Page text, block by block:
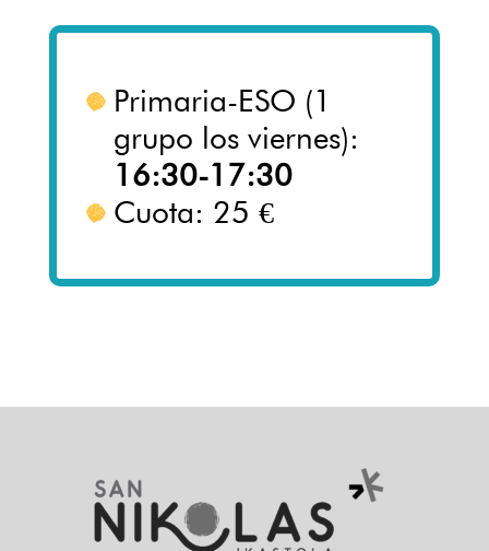
Primaria-ESO (1
grupo los viernes):
16:30-17:30
Cuota: 25 €